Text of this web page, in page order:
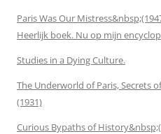
Paris Was Our
Heerlijk boek. Nu op mijn
Studies in a Dying Culture.
The Underworld of Paris, Secrets
(1931)
Curious Bypaths of